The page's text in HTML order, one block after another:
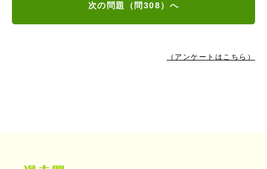
次の問題（問308）へ
（アンケートはこちら）